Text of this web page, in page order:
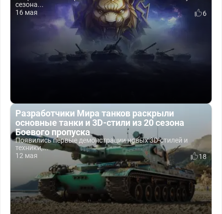
сезона...
16 мая
6
Разработчики Мира танков раскрыли
основные танки и 3D-стили из 20 сезона
Боевого пропуска
Появились первые демонстрации новых 3D-стилей и
техники,...
12 мая
18